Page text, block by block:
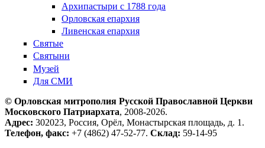
Архипастыри с 1788 года
Орловская епархия
Ливенская епархия
Святые
Святыни
Музей
Для СМИ
© Орловская митрополия Русской Православной Церкви
Московского Патриархата, 2008-2026.
Адрес: 302023, Россия, Орёл, Монастырская площадь, д. 1.
Телефон, факс: +7 (4862) 47-52-77. Склад: 59-14-95